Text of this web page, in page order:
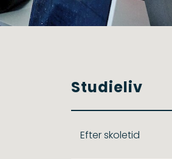
Studieliv
Efter skoletid